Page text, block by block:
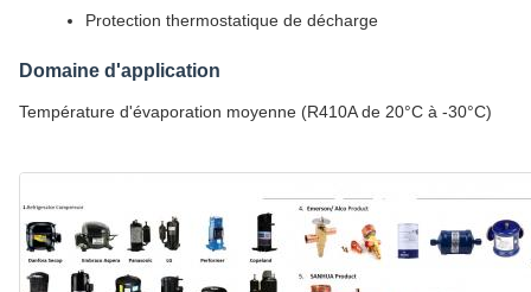
Protection thermostatique de décharge
Domaine d'application
Température d'évaporation moyenne (R410A de 20°C à -30°C)